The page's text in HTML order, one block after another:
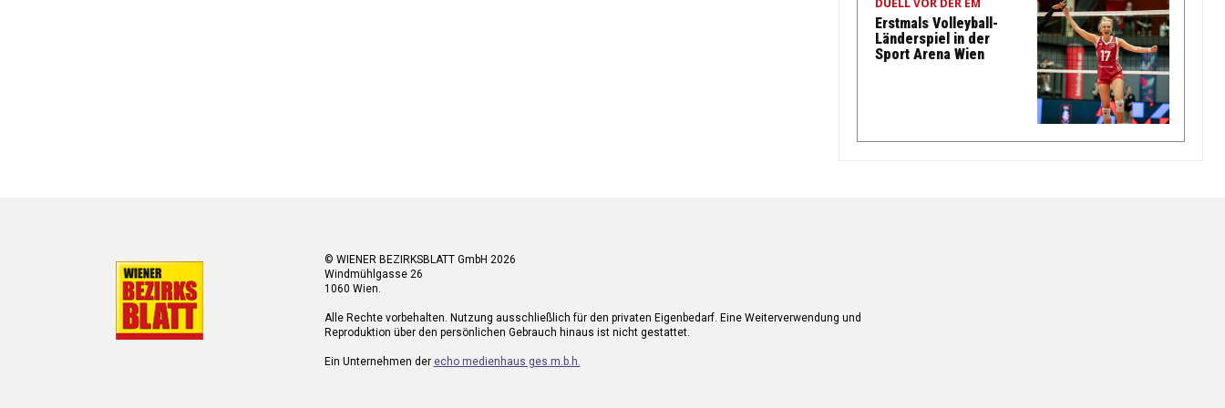
DUELL VOR DER EM
Erstmals Volleyball-
Länderspiel in der
Sport Arena Wien
© WIENER BEZIRKSBLATT GmbH 2026
Windmühlgasse 26
1060 Wien.
Alle Rechte vorbehalten. Nutzung ausschließlich für den privaten Eigenbedarf. Eine Weiterverwendung und
Reproduktion über den persönlichen Gebrauch hinaus ist nicht gestattet.
Ein Unternehmen der echo medienhaus ges.m.b.h.